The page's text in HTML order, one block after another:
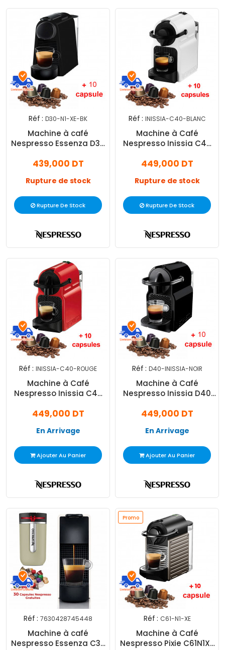
Réf : D30-N1-XE-BK
Machine à café
Nespresso Essenza D30
439,000 DT
Rupture de stock
Rupture De Stock
Réf : INISSIA-C40-BLANC
Machine à Café
Nespresso Inissia C40
449,000 DT
Rupture de stock
Rupture De Stock
Réf : INISSIA-C40-ROUGE
Machine à Café
Nespresso Inissia C40
449,000 DT
En Arrivage
Ajouter Au Panier
Réf : D40-INISSIA-NOIR
Machine à Café
Nespresso Inissia D40
449,000 DT
En Arrivage
Ajouter Au Panier
Réf : 7630428745448
Machine à café
Nespresso Essenza C30
Promo
Réf : C61-N1-XE
Machine à Café
Nespresso Pixie C61N1XE